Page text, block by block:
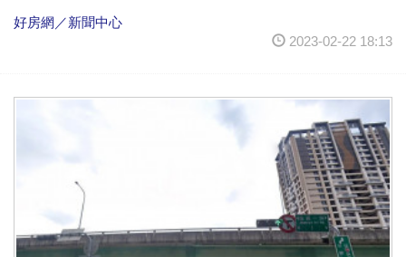
好房網／新聞中心
2023-02-22 18:13